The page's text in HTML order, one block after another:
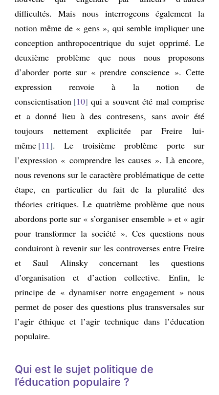
difficultés. Mais nous interrogeons également la
notion même de « gens », qui semble impliquer une
conception anthropocentrique du sujet opprimé. Le
deuxième problème que nous nous proposons
d’aborder porte sur « prendre conscience ». Cette
expression renvoie à la notion de
conscientisation 10 qui a souvent été mal comprise
et a donné lieu à des contresens, sans avoir été
toujours nettement explicitée par Freire lui-
même 11 . Le troisième problème porte sur
l’expression « comprendre les causes ». Là encore,
nous revenons sur le caractère problématique de cette
étape, en particulier du fait de la pluralité des
théories critiques. Le quatrième problème que nous
abordons porte sur « s’organiser ensemble » et « agir
pour transformer la société ». Ces questions nous
conduiront à revenir sur les controverses entre Freire
et Saul Alinsky concernant les questions
d’organisation et d’action collective. Enfin, le
principe de « dynamiser notre engagement » nous
permet de poser des questions plus transversales sur
l’agir éthique et l’agir technique dans l’éducation
populaire.
Qui est le sujet politique de
l’éducation populaire ?